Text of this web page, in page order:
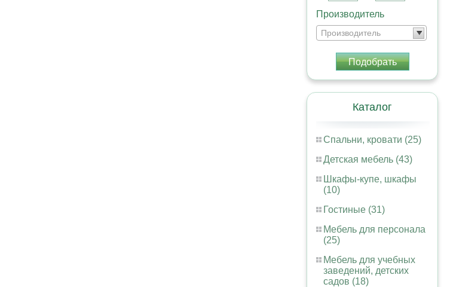
Производитель
Производитель
Подобрать
Каталог
Спальни, кровати (25)
Детская мебель (43)
Шкафы-купе, шкафы
(10)
Гостиные (31)
Мебель для персонала
(25)
Мебель для учебных
заведений, детских
садов (18)